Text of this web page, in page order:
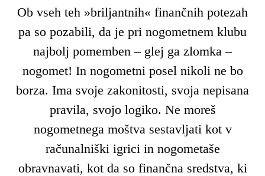
Ob vseh teh »briljantnih« finančnih potezah
pa so pozabili, da je pri nogometnem klubu
najbolj pomemben – glej ga zlomka –
nogomet! In nogometni posel nikoli ne bo
borza. Ima svoje zakonitosti, svoja nepisana
pravila, svojo logiko. Ne moreš
nogometnega moštva sestavljati kot v
računalniški igrici in nogometaše
obravnavati, kot da so finančna sredstva, ki